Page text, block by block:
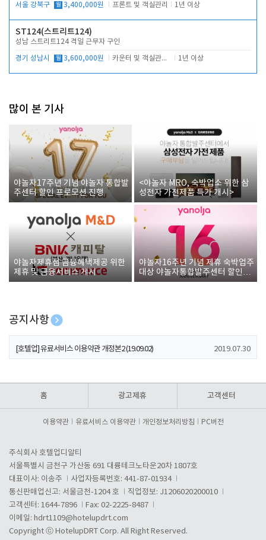
서울 강북구 월 3,400,000원 프론트 및 객실관리 1년 이상
ST124(스트리트124)
성남 스트리트124 격일 근무자 구인
경기 성남시 월 3,600,000원 카운터 및 객실관리 전반 1년 이상
많이 본 기사
야놀자17주년 기념 야놀자 통합발
주센터 할인 프로모션 진행
<야놀자 MRO, 숙박업소 위한 삼
성전자 가전제품 특가 개시>
야놀자제휴점 금융혜택제공 위한
제휴 및 금융서비스 게시
야놀자16주년 기념 제휴 숙박업주
대상 야놀자통합발주센터 할인쿠
폰 증정
공지사항
[호텔업] 개인정보 처리방침 개정본1 (19.09.02)
[호텔업] 유료서비스 이용약관 개정본2 (19.09.02) 2019.07.30
홈 광고제휴 고객센터
이용약관 유료서비스 이용약관 개인정보처리방침 PC버전
주식회사 호텔업디알티
서울특별시 금천구 가산동 691 대륭테크노타운20차 1807호
대표이사: 이송주
사업자등록번호: 441-87-01934
통신판매업신고: 서울금천-1204 호
직업정보: J1206020200010
고객센터: 1644-7896
Fax: 02-2225-8487
이메일: hdrt1109@hotelupdrt.com
Copyright ⓒ HotelupDRT Corp. All Right Reserved.